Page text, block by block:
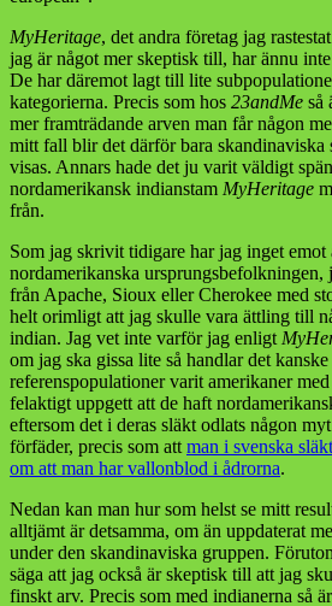
MyHeritage, det andra företag jag
jag är något mer skeptisk till, har ännu
De har däremot lagt till lite
kategorierna. Precis som hos 23andMe så
mer framträdande arven man får någon
mitt fall blir det därför bara skandinaviska
visas. Annars hade det ju varit väldigt
nordamerikansk indianstam MyHeritage
från.
Som jag skrivit tidigare har jag inget emot
nordamerikanska ursprungsbefolkningen,
från Apache, Sioux eller Cherokee med
helt orimligt att jag skulle vara ättling till
indian. Jag vet inte varför jag enligt
om jag ska gissa lite så handlar det
referenspopulationer varit amerikaner
felaktigt uppgett att de haft
eftersom det i deras släkt odlats någon
förfäder, precis som att man i svenska
om att man har vallonblod i ådrorna.
Nedan kan man hur som helst se mitt
alltjämt är detsamma, om än uppdaterat
under den skandinaviska gruppen.
säga att jag också är skeptisk till att jag
finskt arv. Precis som med indianerna så